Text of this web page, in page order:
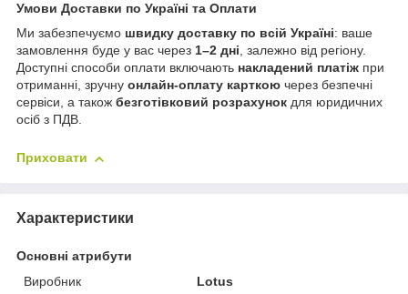
Умови Доставки по Україні та Оплати
Ми забезпечуємо швидку доставку по всій Україні: ваше
замовлення буде у вас через 1–2 дні, залежно від регіону.
Доступні способи оплати включають накладений платіж при
отриманні, зручну онлайн-оплату карткою через безпечні
сервіси, а також безготівковий розрахунок для юридичних
осіб з ПДВ.
Приховати
Характеристики
Основні атрибути
Виробник
Lotus